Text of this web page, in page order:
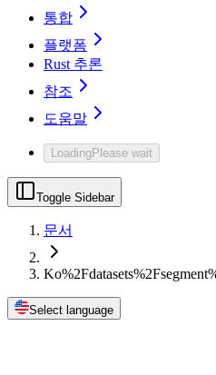
통합
플랫폼
Rust 추론
참조
도움말
LoadingPlease wait
Toggle Sidebar
문서
Select language